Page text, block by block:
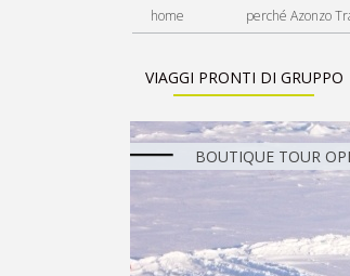
home perché Azonzo
VIAGGI PRONTI DI GRUPPO
BOUTIQUE TOUR